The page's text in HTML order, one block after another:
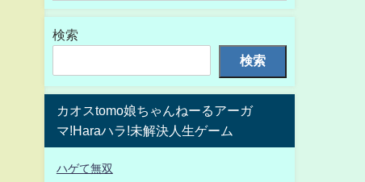
検索
検索
カオスtomo娘ちゃんねーるアーガ
マ!Haraハラ!未解決人生ゲーム
ハゲて無双